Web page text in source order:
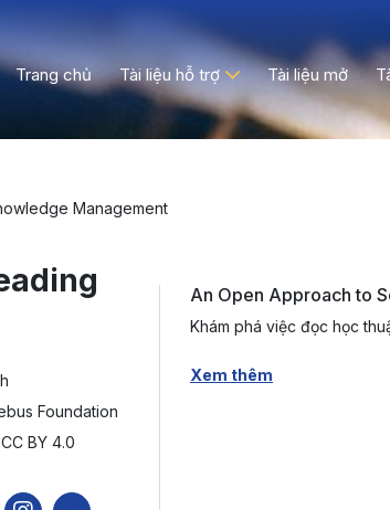
Trang chủ Tài liệu hỗ trợ Tài liệu mở
Management
Foundation
BY 4.0
An Open Approach to
Khám phá việc đọc học
Xem thêm